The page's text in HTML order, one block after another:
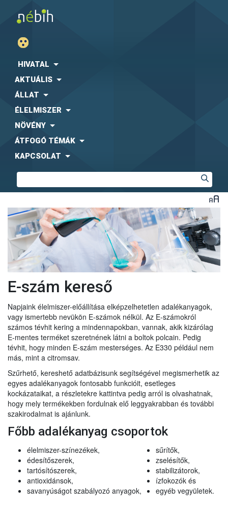
HIVATAL
AKTUÁLIS
ÁLLAT
ÉLELMISZER
NÖVÉNY
ÁTFOGÓ TÉMÁK
KAPCSOLAT
E-szám kereső
Napjaink élelmiszer-előállítása elképzelhetetlen adalékanyagok,
vagy ismertebb nevükön E-számok nélkül. Az E-számokról
számos tévhit kering a mindennapokban, vannak, akik kizárólag
E-mentes terméket szeretnének látni a boltok polcain. Pedig
tévhit, hogy minden E-szám mesterséges. Az E330 például nem
más, mint a citromsav.
Szűrhető, kereshető adatbázisunk segítségével megismerhetik az
egyes adalékanyagok fontosabb funkcióit, esetleges
kockázataikat, a részletekre kattintva pedig arról is olvashatnak,
hogy mely termékekben fordulnak elő leggyakrabban és további
szakirodalmat is ajánlunk.
Főbb adalékanyag csoportok
élelmiszer-színezékek,
édesítőszerek,
tartósítószerek,
antioxidánsok,
savanyúságot szabályozó anyagok,
sűrítők,
zselésítők,
stabilizátorok,
ízfokozók és
egyéb vegyületek.